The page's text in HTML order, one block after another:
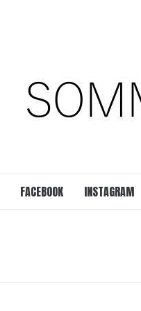
FACEBOOK INSTAGRAM